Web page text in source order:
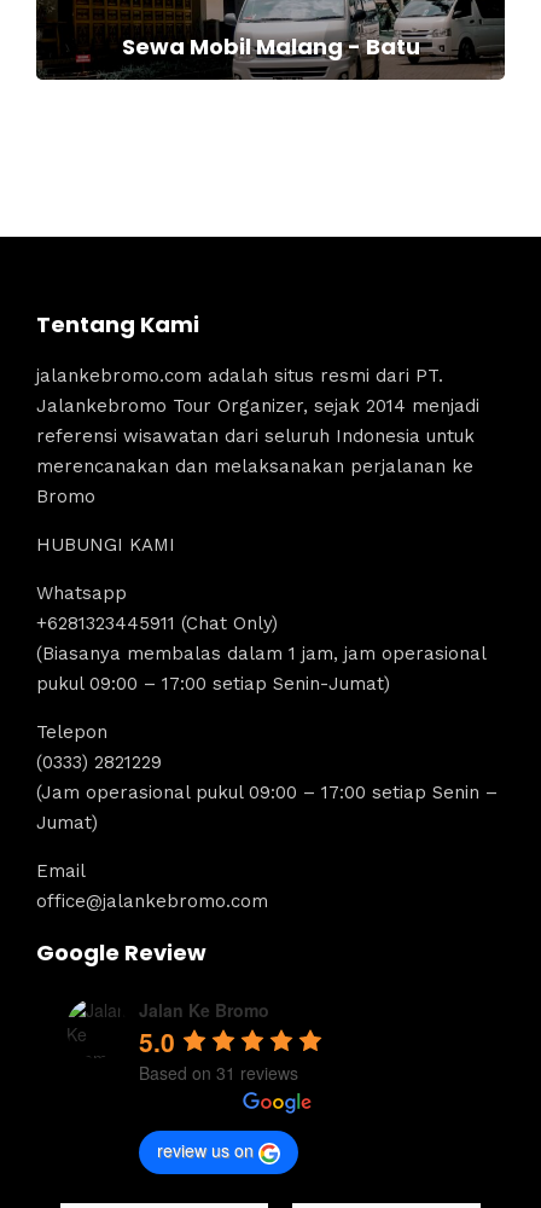
Sewa Mobil Malang - Batu
Tentang Kami
jalankebromo.com adalah situs resmi dari PT.
Jalankebromo Tour Organizer, sejak 2014 menjadi
referensi wisawatan dari seluruh Indonesia untuk
merencanakan dan melaksanakan perjalanan ke
Bromo
HUBUNGI KAMI
Whatsapp
+6281323445911 (Chat Only)
(Biasanya membalas dalam 1 jam, jam operasional
pukul 09:00 – 17:00 setiap Senin-Jumat)
Telepon
(0333) 2821229
(Jam operasional pukul 09:00 – 17:00 setiap Senin –
Jumat)
Email
office@jalankebromo.com
Google Review
Jalan Ke Bromo
5.0
Based on 31 reviews
review us on